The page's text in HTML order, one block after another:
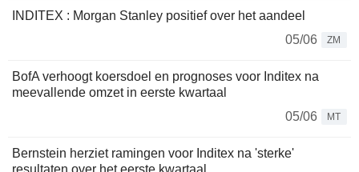
INDITEX : Morgan Stanley positief over het aandeel
05/06
ZM
BofA verhoogt koersdoel en prognoses voor Inditex na
meevallende omzet in eerste kwartaal
05/06
MT
Bernstein herziet ramingen voor Inditex na 'sterke'
resultaten over het eerste kwartaal